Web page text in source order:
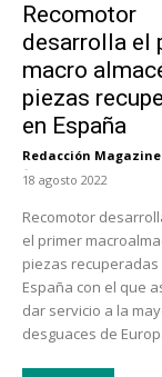
Recomotor
desarrolla el
macro
piezas
en España
Redacción
-
18 agosto 2022
Recomotor
el primer
piezas recuperadas
España con el que
dar servicio a la
desguaces de